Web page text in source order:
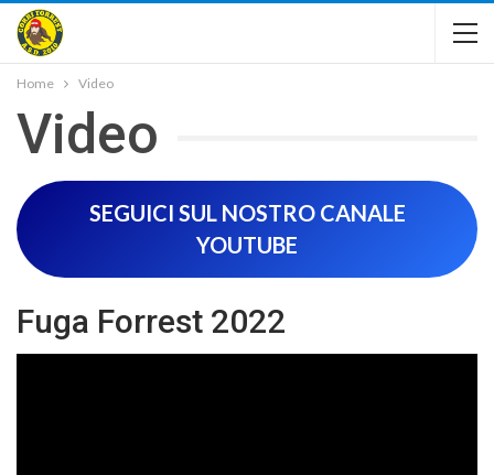
Home Video
Video
SEGUICI SUL NOSTRO CANALE
YOUTUBE
Fuga Forrest 2022